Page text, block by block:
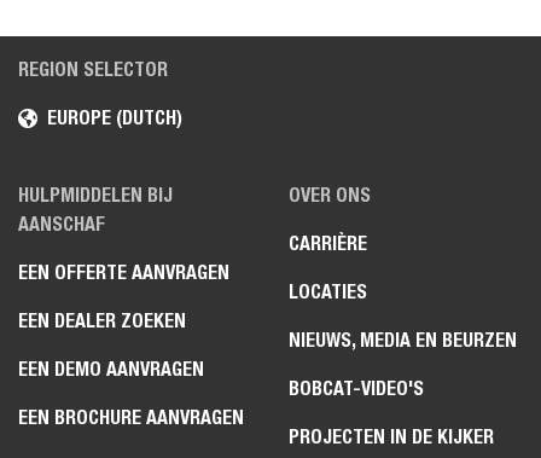
REGION SELECTOR
EUROPE (DUTCH)
HULPMIDDELEN BIJ
AANSCHAF
EEN OFFERTE AANVRAGEN
EEN DEALER ZOEKEN
EEN DEMO AANVRAGEN
EEN BROCHURE AANVRAGEN
OVER ONS
CARRIÈRE
LOCATIES
NIEUWS, MEDIA EN BEURZEN
BOBCAT-VIDEO'S
PROJECTEN IN DE KIJKER